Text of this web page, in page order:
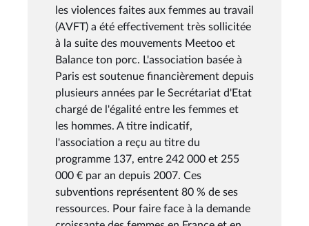
les violences faites aux femmes au travail
(AVFT) a été effectivement très sollicitée
à la suite des mouvements Meetoo et
Balance ton porc. L'association basée à
Paris est soutenue financièrement depuis
plusieurs années par le Secrétariat d'Etat
chargé de l'égalité entre les femmes et
les hommes. A titre indicatif,
l'association a reçu au titre du
programme 137, entre 242 000 et 255
000 € par an depuis 2007. Ces
subventions représentent 80 % de ses
ressources. Pour faire face à la demande